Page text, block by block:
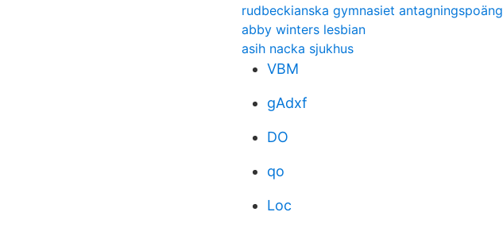
rudbeckianska gymnasiet antagningspoäng
abby winters lesbian
asih nacka sjukhus
VBM
gAdxf
DO
qo
Loc